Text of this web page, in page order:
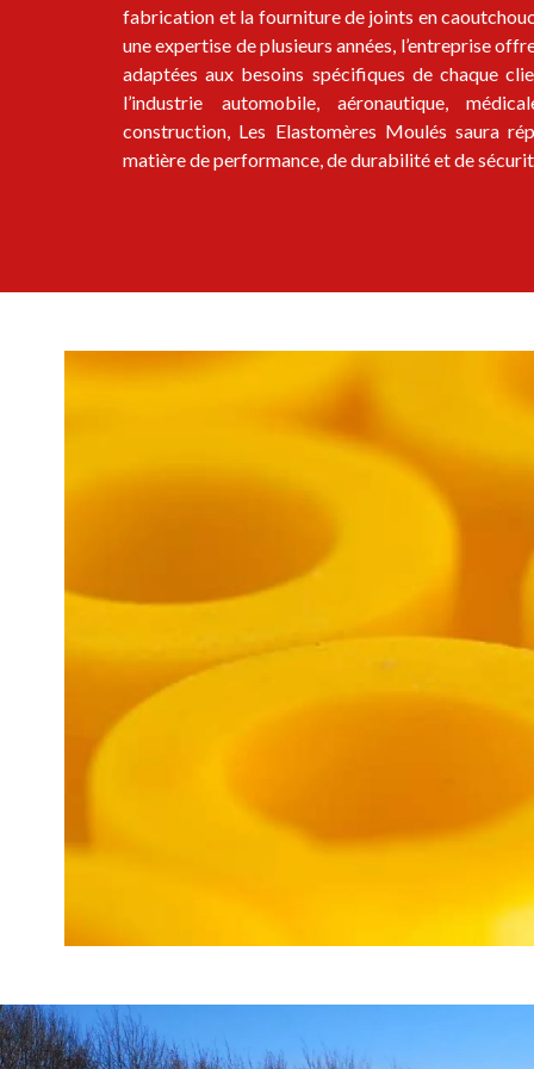
fabrication et la fourniture de joints en
une expertise de plusieurs années, l’entreprise
adaptées aux besoins spécifiques de chaque
l’industrie automobile, aéronautique,
construction, Les Elastomères Moulés saura
matière de performance, de durabilité et de